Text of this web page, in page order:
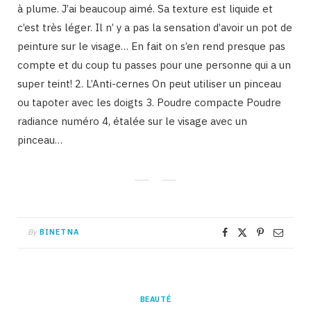
à plume. J’ai beaucoup aimé. Sa texture est liquide et
c’est très léger. Il n’ y a pas la sensation d’avoir un pot de
peinture sur le visage… En fait on s’en rend presque pas
compte et du coup tu passes pour une personne qui a un
super teint! 2. L’Anti-cernes On peut utiliser un pinceau
ou tapoter avec les doigts 3. Poudre compacte Poudre
radiance numéro 4, étalée sur le visage avec un
pinceau…
By BINETNA
BEAUTÉ